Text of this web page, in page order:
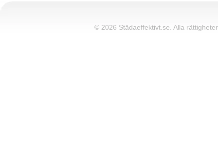
© 2026 Städaeffektivt.se. Alla